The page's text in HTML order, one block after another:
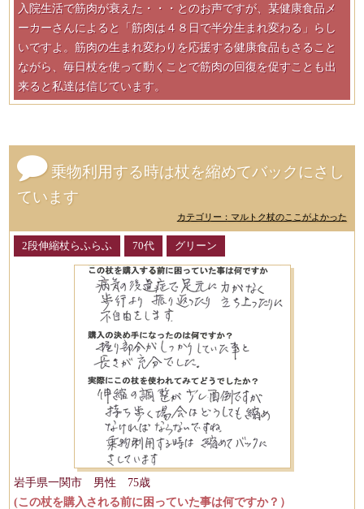
入院生活で筋肉が衰えた・・・とのお声ですが、某健康食品メ
ーカーさんによると「筋肉は４８日で半分生まれ変わる」らし
いですよ。筋肉の生まれ変わりを応援する健康食品もさること
ながら、毎日杖を使って動くことで筋肉の回復を促すことも出
来ると私達は信じています。
乗物利用する時は杖を縮めてバックにさし
ています
カテゴリー：マルトク杖のここがよかった
2段伸縮杖らふらふ 70代 グリーン
岩手県一関市 男性 75歳
(この杖を購入される前に困っていた事は何ですか？）